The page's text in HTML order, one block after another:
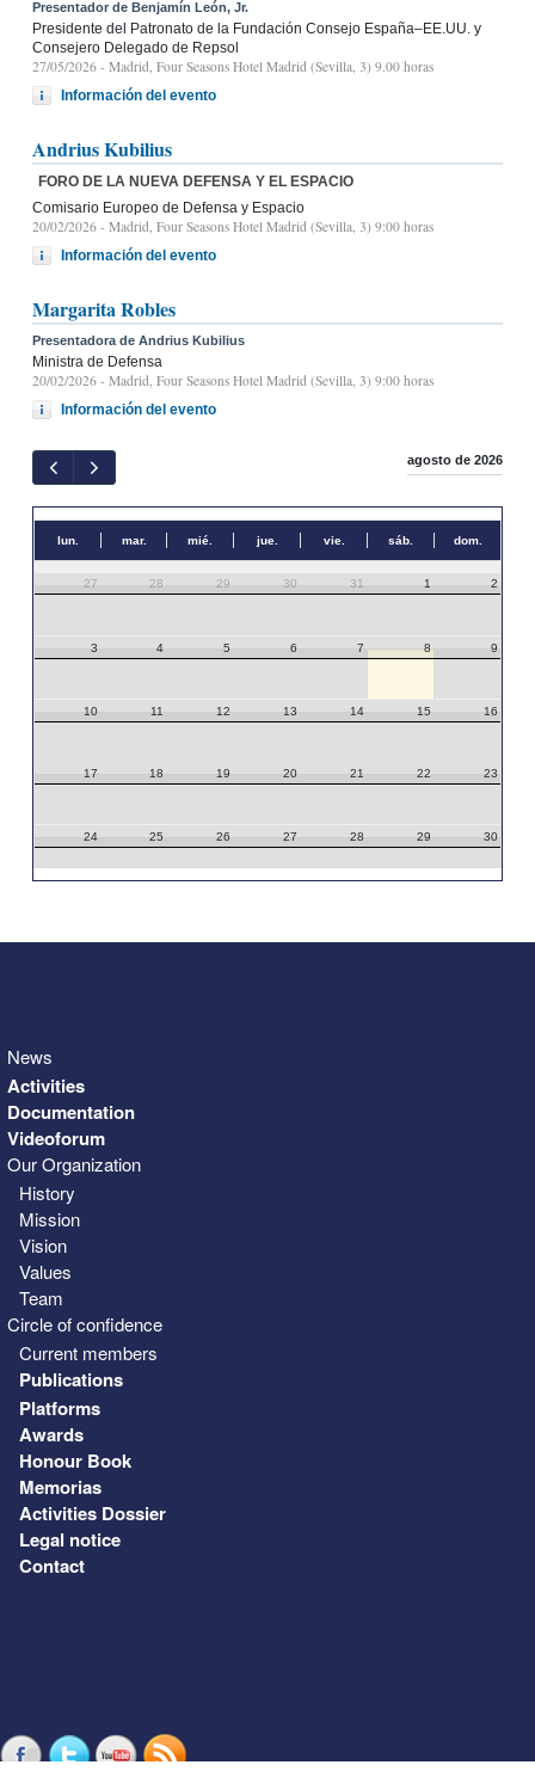
Presentador de Benjamín León, Jr.
Presidente del Patronato de la Fundación Consejo España–EE.UU. y
Consejero Delegado de Repsol
27/05/2026 - Madrid, Four Seasons Hotel Madrid (Sevilla, 3) 9.00 horas
Información del evento
Andrius Kubilius
FORO DE LA NUEVA DEFENSA Y EL ESPACIO
Comisario Europeo de Defensa y Espacio
20/02/2026 - Madrid, Four Seasons Hotel Madrid (Sevilla, 3) 9:00 horas
Información del evento
Margarita Robles
Presentadora de Andrius Kubilius
Ministra de Defensa
20/02/2026 - Madrid, Four Seasons Hotel Madrid (Sevilla, 3) 9:00 horas
Información del evento
agosto de 2026
lun. mar. mié. jue. vie. sáb. dom.
27 28 29 30 31 1 2
3 4 5 6 7 8 9
10 11 12 13 14 15 16
17 18 19 20 21 22 23
24 25 26 27 28 29 30
News
Activities
Documentation
Videoforum
Our Organization
History
Mission
Vision
Values
Team
Circle of confidence
Current members
Publications
Platforms
Awards
Honour Book
Memorias
Activities Dossier
Legal notice
Contact